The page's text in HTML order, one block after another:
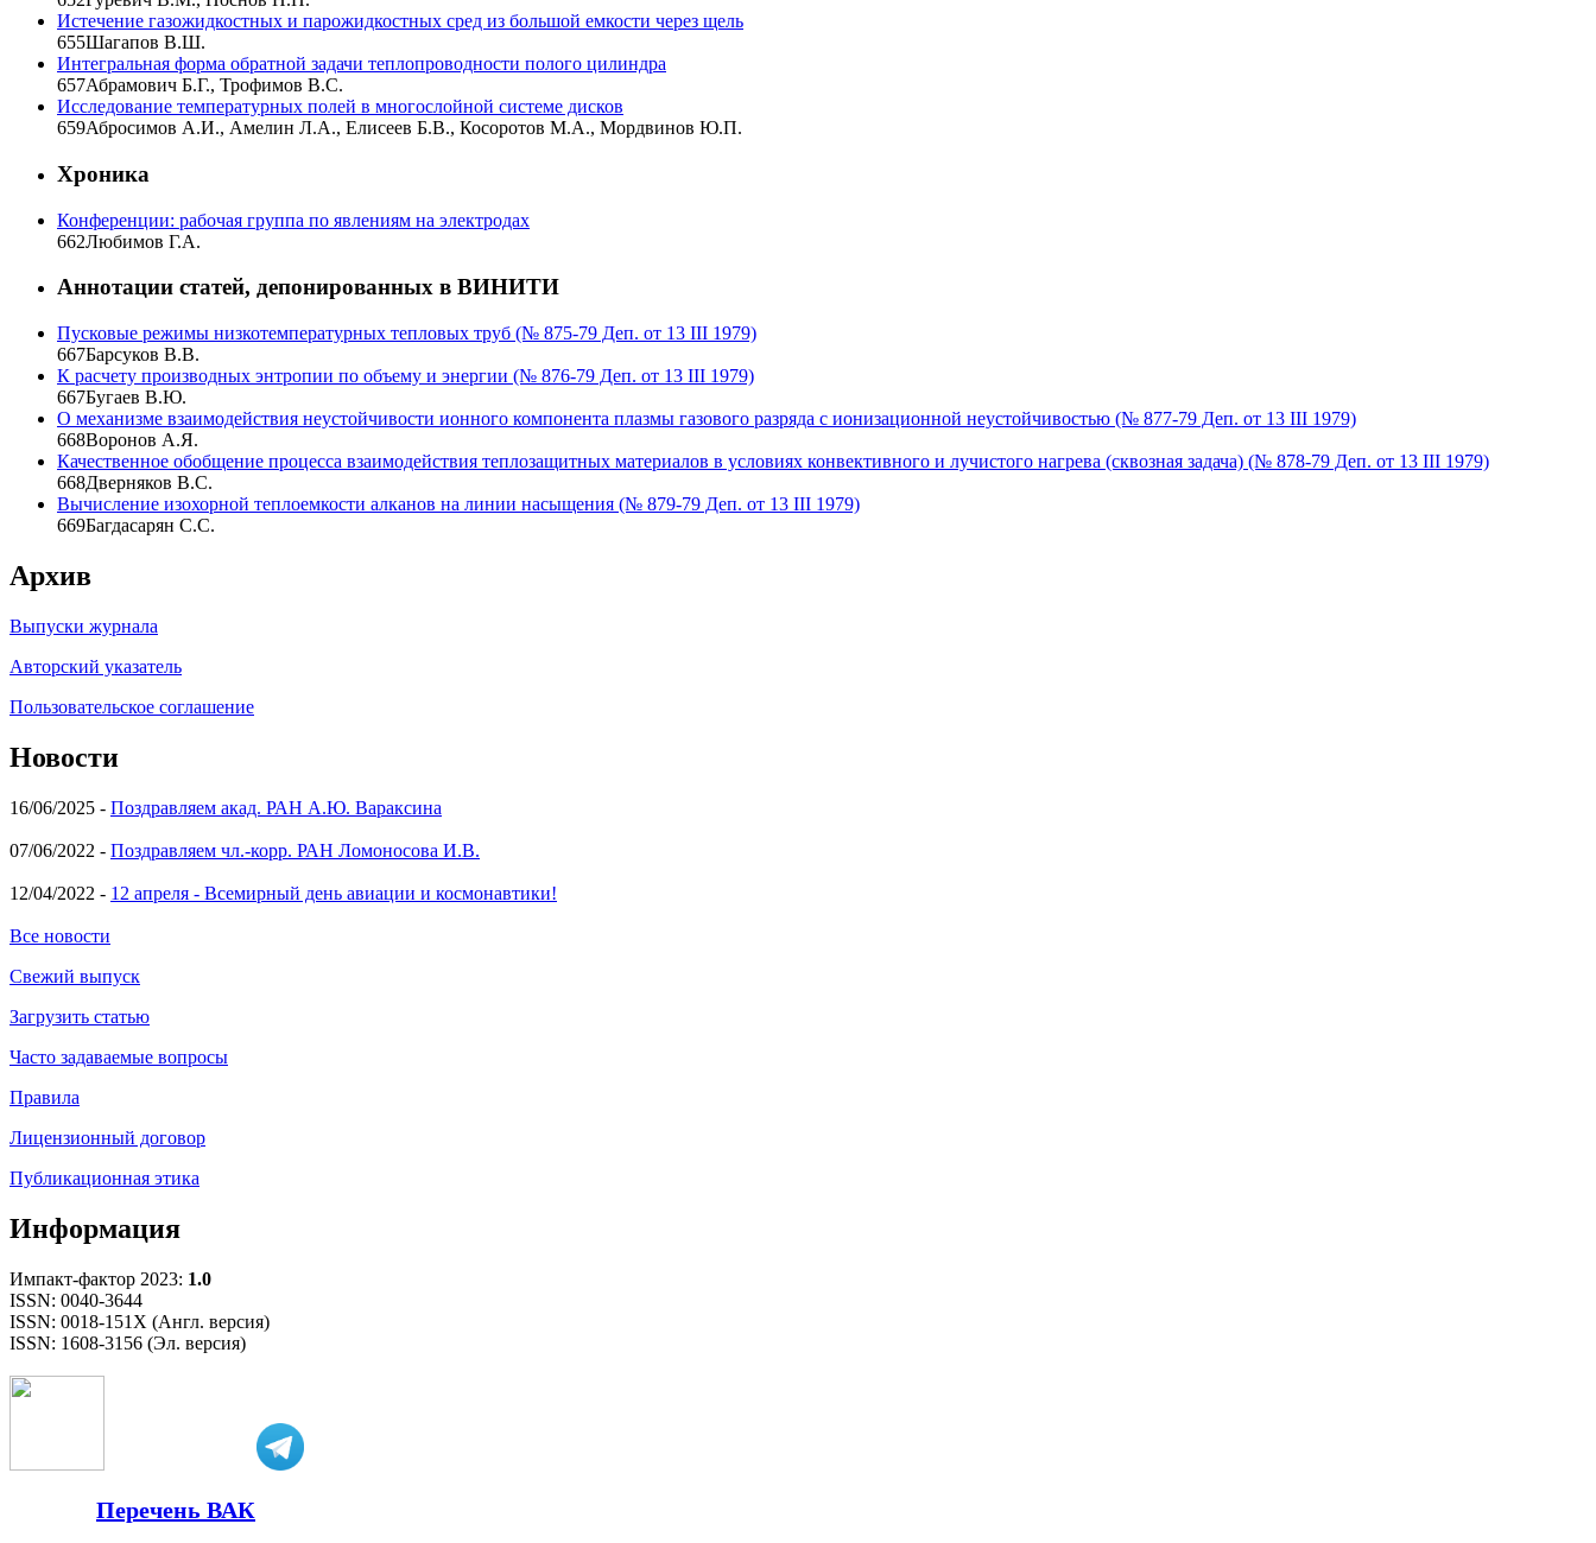
Истечение газожидкостных и парожидкостных сред из большой емкости через щель
655Шагапов В.Ш.
Интегральная форма обратной задачи теплопроводности полого цилиндра
657Абрамович Б.Г., Трофимов В.С.
Исследование температурных полей в многослойной системе дисков
659Абросимов А.И., Амелин Л.А., Елисеев Б.В., Косоротов М.А., Мордвинов Ю.П.
Хроника
Конференции: рабочая группа по явлениям на электродах
662Любимов Г.А.
Аннотации статей, депонированных в ВИНИТИ
Пусковые режимы низкотемпературных тепловых труб (№ 875-79 Деп. от 13 III 1979)
667Барсуков В.В.
К расчету производных энтропии по объему и энергии (№ 876-79 Деп. от 13 III 1979)
667Бугаев В.Ю.
О механизме взаимодействия неустойчивости ионного компонента плазмы газового разряда с ионизационной неустойчивостью (№ 877-79 Деп. от 13 III 1979)
668Воронов А.Я.
Качественное обобщение процесса взаимодействия теплозащитных материалов в условиях конвективного и лучистого нагрева (сквозная задача) (№ 878-79 Деп. от 13 III 1979)
668Дверняков В.С.
Вычисление изохорной теплоемкости алканов на линии насыщения (№ 879-79 Деп. от 13 III 1979)
669Багдасарян С.С.
Архив
Выпуски журнала
Авторский указатель
Пользовательское соглашение
Новости
16/06/2025 - Поздравляем акад. РАН А.Ю. Вараксина
07/06/2022 - Поздравляем чл.-корр. РАН Ломоносова И.В.
12/04/2022 - 12 апреля - Всемирный день авиации и космонавтики!
Все новости
Свежий выпуск
Загрузить статью
Часто задаваемые вопросы
Правила
Лицензионный договор
Публикационная этика
Информация
Импакт-фактор 2023: 1.0
ISSN: 0040-3644
ISSN: 0018-151X (Англ. версия)
ISSN: 1608-3156 (Эл. версия)
Перечень ВАК